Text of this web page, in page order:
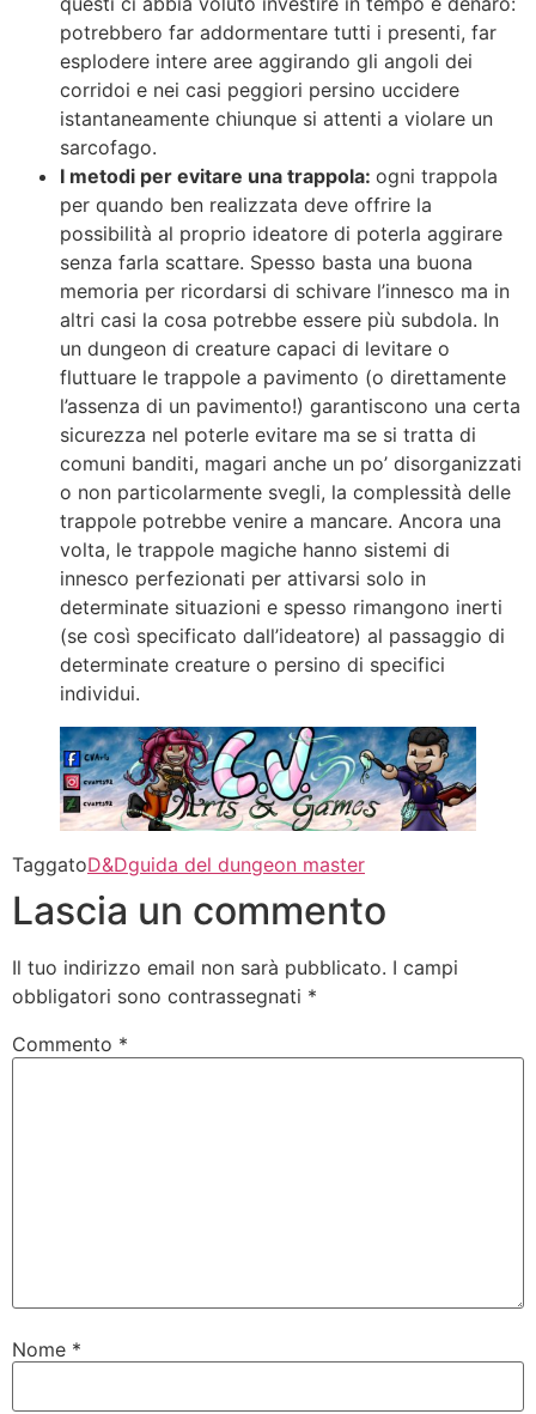
potrebbero far addormentare tutti i presenti, far
esplodere intere aree aggirando gli angoli dei
corridoi e nei casi peggiori persino uccidere
istantaneamente chiunque si attenti a violare un
sarcofago.
I metodi per evitare una trappola: ogni trappola
per quando ben realizzata deve offrire la
possibilità al proprio ideatore di poterla aggirare
senza farla scattare. Spesso basta una buona
memoria per ricordarsi di schivare l’innesco ma in
altri casi la cosa potrebbe essere più subdola. In
un dungeon di creature capaci di levitare o
fluttuare le trappole a pavimento (o direttamente
l’assenza di un pavimento!) garantiscono una certa
sicurezza nel poterle evitare ma se si tratta di
comuni banditi, magari anche un po’ disorganizzati
o non particolarmente svegli, la complessità delle
trappole potrebbe venire a mancare. Ancora una
volta, le trappole magiche hanno sistemi di
innesco perfezionati per attivarsi solo in
determinate situazioni e spesso rimangono inerti
(se così specificato dall’ideatore) al passaggio di
determinate creature o persino di specifici
individui.
TaggatoD&Dguida del dungeon master
Lascia un commento
Il tuo indirizzo email non sarà pubblicato. I campi
obbligatori sono contrassegnati *
Commento *
Nome *